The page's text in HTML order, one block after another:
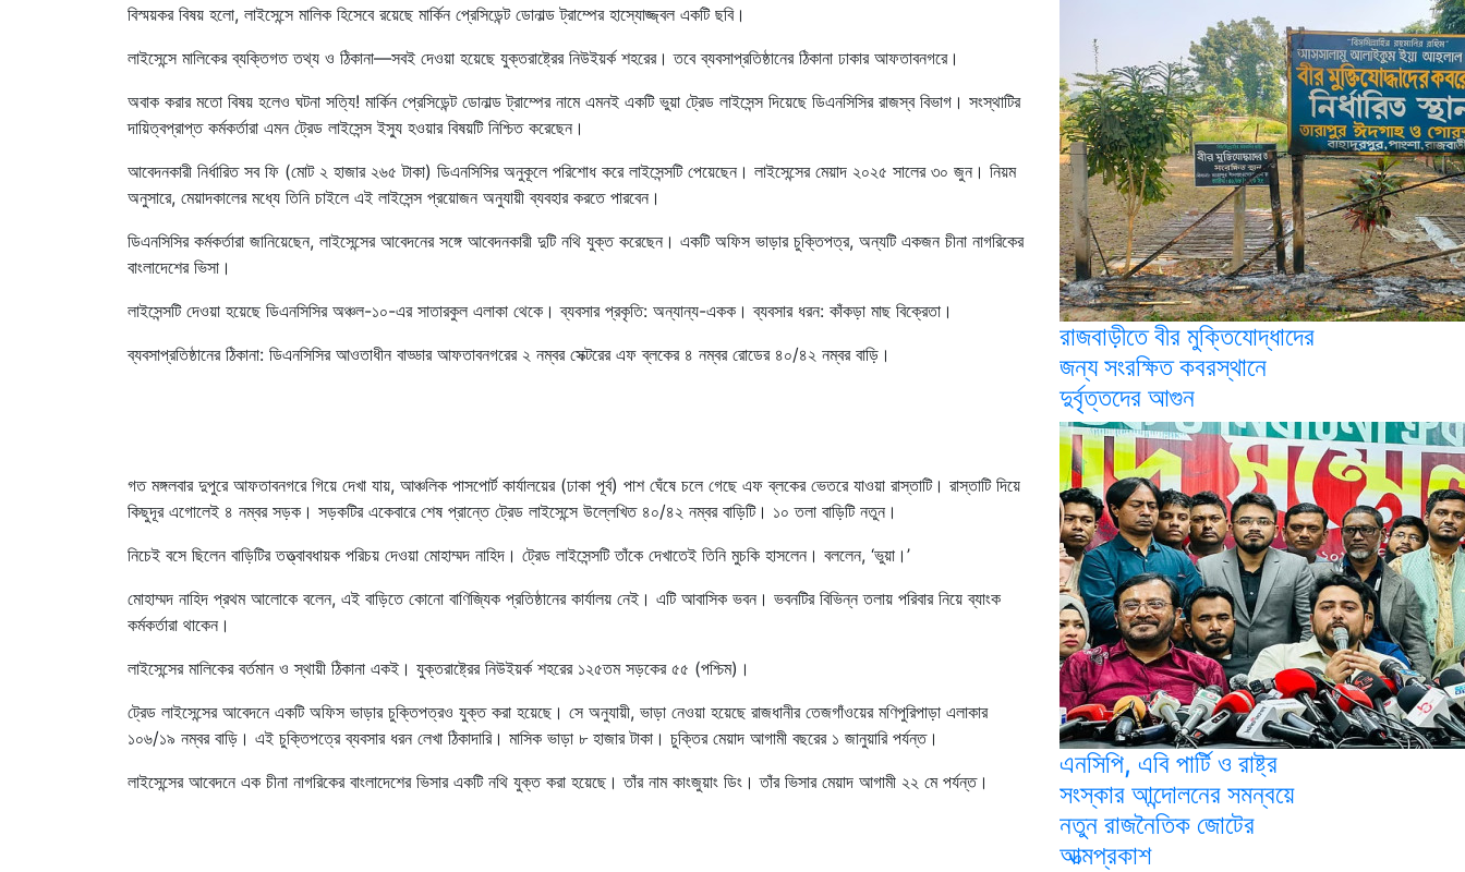
বিস্ময়কর বিষয় হলো, লাইসেন্সে মালিক হিসেবে রয়েছে মার্কিন প্রেসিডেন্ট ডোনাল্ড ট্রাম্পের হাস্যোজ্জ্বল একটি ছবি।
লাইসেন্সে মালিকের ব্যক্তিগত তথ্য ও ঠিকানা—সবই দেওয়া হয়েছে যুক্তরাষ্ট্রের নিউইয়র্ক শহরের। তবে ব্যবসাপ্রতিষ্ঠানের ঠিকানা ঢাকার আফতাবনগরে।
অবাক করার মতো বিষয় হলেও ঘটনা সত্যি! মার্কিন প্রেসিডেন্ট ডোনাল্ড ট্রাম্পের নামে এমনই একটি ভুয়া ট্রেড লাইসেন্স দিয়েছে ডিএনসিসির রাজস্ব বিভাগ। সংস্থাটির
দায়িত্বপ্রাপ্ত কর্মকর্তারা এমন ট্রেড লাইসেন্স ইস্যু হওয়ার বিষয়টি নিশ্চিত করেছেন।
আবেদনকারী নির্ধারিত সব ফি (মোট ২ হাজার ২৬৫ টাকা) ডিএনসিসির অনুকূলে পরিশোধ করে লাইসেন্সটি পেয়েছেন। লাইসেন্সের মেয়াদ ২০২৫ সালের ৩০ জুন। নিয়ম
অনুসারে, মেয়াদকালের মধ্যে তিনি চাইলে এই লাইসেন্স প্রয়োজন অনুযায়ী ব্যবহার করতে পারবেন।
ডিএনসিসির কর্মকর্তারা জানিয়েছেন, লাইসেন্সের আবেদনের সঙ্গে আবেদনকারী দুটি নথি যুক্ত করেছেন। একটি অফিস ভাড়ার চুক্তিপত্র, অন্যটি একজন চীনা নাগরিকের
বাংলাদেশের ভিসা।
লাইসেন্সটি দেওয়া হয়েছে ডিএনসিসির অঞ্চল-১০-এর সাতারকুল এলাকা থেকে। ব্যবসার প্রকৃতি: অন্যান্য-একক। ব্যবসার ধরন: কাঁকড়া মাছ বিক্রেতা।
ব্যবসাপ্রতিষ্ঠানের ঠিকানা: ডিএনসিসির আওতাধীন বাড্ডার আফতাবনগরের ২ নম্বর সেক্টরের এফ ব্লকের ৪ নম্বর রোডের ৪০/৪২ নম্বর বাড়ি।
গত মঙ্গলবার দুপুরে আফতাবনগরে গিয়ে দেখা যায়, আঞ্চলিক পাসপোর্ট কার্যালয়ের (ঢাকা পূর্ব) পাশ ঘেঁষে চলে গেছে এফ ব্লকের ভেতরে যাওয়া রাস্তাটি। রাস্তাটি দিয়ে
কিছুদূর এগোলেই ৪ নম্বর সড়ক। সড়কটির একেবারে শেষ প্রান্তে ট্রেড লাইসেন্সে উল্লেখিত ৪০/৪২ নম্বর বাড়িটি। ১০ তলা বাড়িটি নতুন।
নিচেই বসে ছিলেন বাড়িটির তত্ত্বাবধায়ক পরিচয় দেওয়া মোহাম্মদ নাহিদ। ট্রেড লাইসেন্সটি তাঁকে দেখাতেই তিনি মুচকি হাসলেন। বললেন, ‘ভুয়া।’
মোহাম্মদ নাহিদ প্রথম আলোকে বলেন, এই বাড়িতে কোনো বাণিজ্যিক প্রতিষ্ঠানের কার্যালয় নেই। এটি আবাসিক ভবন। ভবনটির বিভিন্ন তলায় পরিবার নিয়ে ব্যাংক
কর্মকর্তারা থাকেন।
লাইসেন্সের মালিকের বর্তমান ও স্থায়ী ঠিকানা একই। যুক্তরাষ্ট্রের নিউইয়র্ক শহরের ১২৫তম সড়কের ৫৫ (পশ্চিম)।
ট্রেড লাইসেন্সের আবেদনে একটি অফিস ভাড়ার চুক্তিপত্রও যুক্ত করা হয়েছে। সে অনুযায়ী, ভাড়া নেওয়া হয়েছে রাজধানীর তেজগাঁওয়ের মণিপুরিপাড়া এলাকার
১০৬/১৯ নম্বর বাড়ি। এই চুক্তিপত্রে ব্যবসার ধরন লেখা ঠিকাদারি। মাসিক ভাড়া ৮ হাজার টাকা। চুক্তির মেয়াদ আগামী বছরের ১ জানুয়ারি পর্যন্ত।
লাইসেন্সের আবেদনে এক চীনা নাগরিকের বাংলাদেশের ভিসার একটি নথি যুক্ত করা হয়েছে। তাঁর নাম কাংজুয়াং ডিং। তাঁর ভিসার মেয়াদ আগামী ২২ মে পর্যন্ত।
রাজবাড়ীতে বীর মুক্তিযোদ্ধাদের
জন্য সংরক্ষিত কবরস্থানে
দুর্বৃত্তদের আগুন
এনসিপি, এবি পার্টি ও রাষ্ট্র
সংস্কার আন্দোলনের সমন্বয়ে
নতুন রাজনৈতিক জোটের
আত্মপ্রকাশ